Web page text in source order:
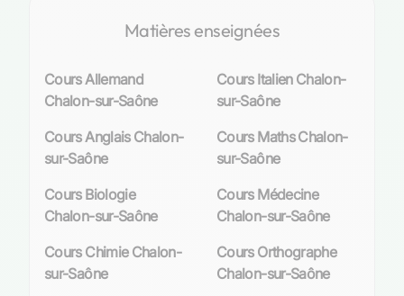
s’efforce de proposer un enseignement
conçus pour répondre aux standards
académiques et préparer efficacement les
dans ce monde connecté.
l’importance des compétences linguistiques
pour l’avenir des jeunes générations. Ils offrent
ainsi une palette d’options comprenant non
seulement l’anglais et l’espagnol, mais aussi
d’autres langues telles que l’allemand ou le
Matières enseignées
Cours Allemand
Chalon-sur-Saône
Cours Anglais Chalon-
sur-Saône
Cours Biologie
Chalon-sur-Saône
Cours Chimie Chalon-
sur-Saône
Cours Italien Chalon-
sur-Saône
Cours Maths Chalon-
sur-Saône
Cours Médecine
Chalon-sur-Saône
Cours Orthographe
Chalon-sur-Saône